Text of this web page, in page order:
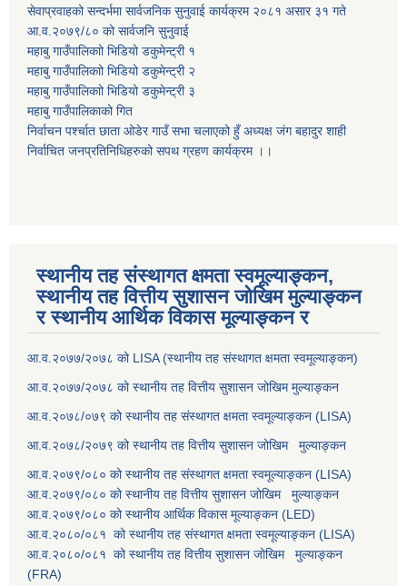
सेवाप्रवाहको सन्दर्भमा सार्वजनिक सुनुवाई कार्यक्रम २०८१ असार ३१ गते
आ.व.२०७९/८० को सार्वजनि सुनुवाई
महाबु गाउँपालिकाो भिडियो डकुमेन्ट्री १
महाबु गाउँपालिकाो भिडियो डकुमेन्ट्री २
महाबु गाउँपालिकाो भिडियो डकुमेन्ट्री ३
महाबु गाउँपालिकाको गित
निर्वाचन पर्श्चात छाता ओडेर गाउँ सभा चलाएको हुँ अध्यक्ष जंग बहादुर शाही
निर्वाचित जनप्रतिनिधिहरुको सपथ ग्रहण कार्यक्रम ।।
स्थानीय तह संस्थागत क्षमता स्वमूल्याङ्कन,
स्थानीय तह वित्तीय सुशासन जोखिम मुल्याङ्कन
र स्थानीय आर्थिक विकास मूल्याङ्कन र
आ.व.२०७७/२०७८ को LISA (स्थानीय तह संस्थागत क्षमता स्वमूल्याङ्कन)
आ.व.२०७७/२०७८ को स्थानीय तह वित्तीय सुशासन जोखिम मुल्याङ्कन
आ.व.२०७८/०७९ को स्थानीय तह संस्थागत क्षमता स्वमूल्याङ्कन (LISA)
आ.व.२०७८/२०७९ को स्थानीय तह वित्तीय सुशासन जोखिम मुल्याङ्कन
आ.व.२०७९/०८० को स्थानीय तह संस्थागत क्षमता स्वमूल्याङ्कन (LISA)
आ.व.२०७९/०८० को स्थानीय तह वित्तीय सुशासन जोखिम मुल्याङ्कन
आ.व.२०७९/०८० को स्थानीय आर्थिक विकास मूल्याङ्कन (LED)
आ.व.२०८०/०८१ को स्थानीय तह संस्थागत क्षमता स्वमूल्याङ्कन (LISA)
आ.व.२०८०/०८१ को स्थानीय तह वित्तीय सुशासन जोखिम मुल्याङ्कन
(FRA)